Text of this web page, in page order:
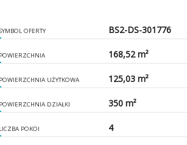
OFERTY BS2-DS-301776
POWIERZCHNIA 168,52 m²
POWIERZCHNIA UŻYTKOWA 125,03 m²
POWIERZCHNIA DZIAŁKI 350 m²
LICZBA POKOI 4